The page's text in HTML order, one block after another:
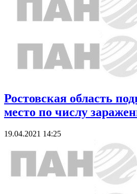
Ростовская область
место по числу
19.04.2021 14:25